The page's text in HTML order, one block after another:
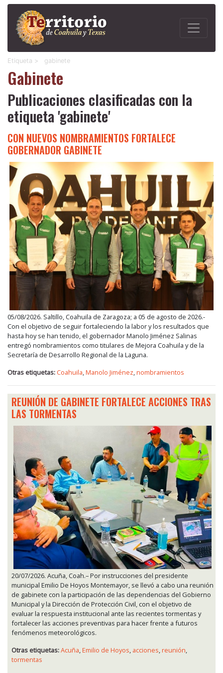
Etiqueta > gabinete
Gabinete
Publicaciones clasificadas con la
etiqueta 'gabinete'
CON NUEVOS NOMBRAMIENTOS FORTALECE
GOBERNADOR GABINETE
05/08/2026. Saltillo, Coahuila de Zaragoza; a 05 de agosto de 2026.-
Con el objetivo de seguir fortaleciendo la labor y los resultados que
hasta hoy se han tenido, el gobernador Manolo Jiménez Salinas
entregó nombramientos como titulares de Mejora Coahuila y de la
Secretaría de Desarrollo Regional de la Laguna.
Otras etiquetas: Coahuila Manolo Jiménez nombramientos
REUNIÓN DE GABINETE FORTALECE ACCIONES TRAS
LAS TORMENTAS
20/07/2026. Acuña, Coah.– Por instrucciones del presidente
municipal Emilio De Hoyos Montemayor, se llevó a cabo una reunión
de gabinete con la participación de las dependencias del Gobierno
Municipal y la Dirección de Protección Civil, con el objetivo de
evaluar la respuesta institucional ante las recientes tormentas y
fortalecer las acciones preventivas para hacer frente a futuros
fenómenos meteorológicos.
Otras etiquetas:Acuña,Emilio de Hoyos, acciones,reunión,
tormentas